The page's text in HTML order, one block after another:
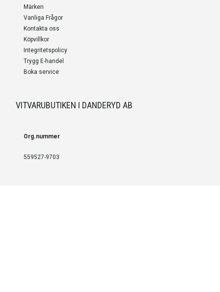
Märken
Vanliga Frågor
Kontakta oss
Köpvillkor
Integritetspolicy
Trygg E-handel
Boka service
VITVARUBUTIKEN I DANDERYD AB
Org.nummer
559527-9703